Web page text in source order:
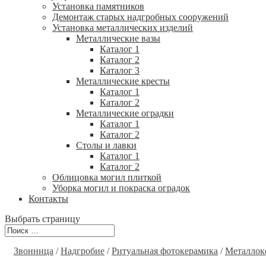
Установка памятников
Демонтаж старых надгробных сооружений
Установка металлических изделий
Металлические вазы
Каталог 1
Каталог 2
Каталог 3
Металлические кресты
Каталог 1
Каталог 2
Металлические оградки
Каталог 1
Каталог 2
Столы и лавки
Каталог 1
Каталог 2
Облицовка могил плиткой
Уборка могил и покраска оградок
Контакты
Выбрать страницу
Звонница /Надгробие /Ритуальная фотокерамика /